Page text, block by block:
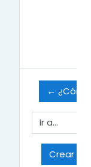
← ¿Cómo
Ir a...
Crear un